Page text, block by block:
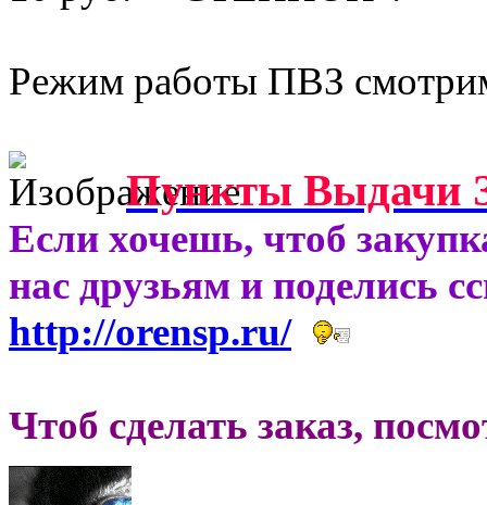
Режим работы ПВЗ
Пункты Выдачи
Если хочешь, чтоб
нас друзьям и поделись
http://orensp.ru/
Чтоб сделать заказ,